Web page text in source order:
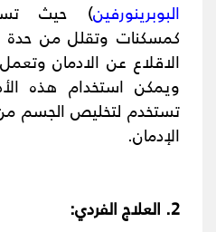
البوبرينورفين) حيث
كمسكنات وتقلل من حدة
الاقلاع عن الادمان
ويمكن استخدام هذه
تستخدم لتخليص الجسم
الإدمان.
2. العلاج الفردي: